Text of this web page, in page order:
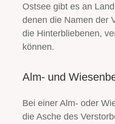
Ostsee gibt es an
denen die Namen der
die Hinterbliebenen,
können.
Alm- und
Bei einer Alm- oder
die Asche des